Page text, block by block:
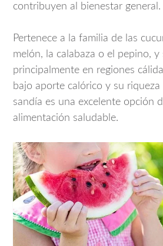
contribuyen al bienestar general.
Pertenece a la familia de las
melón, la calabaza o el pepino, y
principalmente en regiones
bajo aporte calórico y su
sandía es una excelente opción
alimentación saludable.